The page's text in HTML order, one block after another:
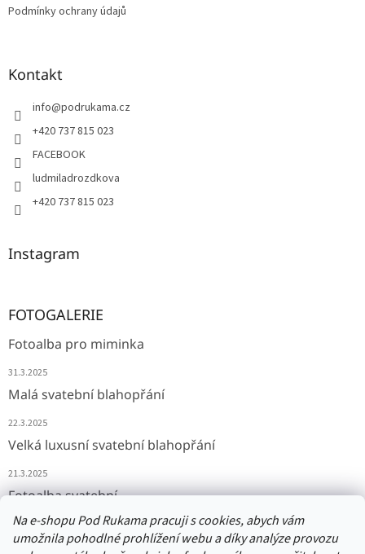
Na e-shopu Pod Rukama pracuji s cookies, abych vám
umožnila pohodlné prohlížení webu a díky analýze provozu
Podmínky ochrany údajů
Kontakt
info@podrukama.cz
+420 737 815 023
FACEBOOK
ludmiladrozdkova
+420 737 815 023
Instagram
FOTOGALERIE
Fotoalba pro miminka
31.3.2025
Malá svatební blahopřání
22.3.2025
Velká luxusní svatební blahopřání
21.3.2025
Fotoalba svatební
11.3.2025